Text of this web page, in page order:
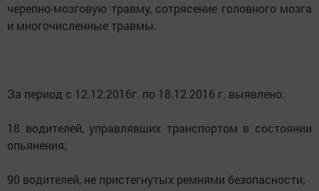
черепно-мозговую травму, сотрясение головного мозга
и многочисленные травмы.
За период с 12.12.2016г. по 18.12.2016 г. выявлено:
18 водителей, управлявших транспортом в состоянии
опьянения;
90 водителей, не пристегнутых ремнями безопасности;